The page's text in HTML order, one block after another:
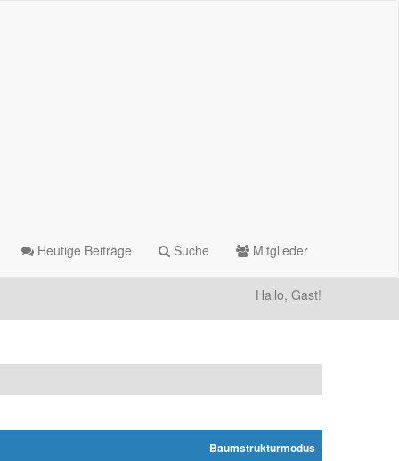
Heutige Beiträge Suche Mitglieder
Hallo, Gast!
Baumstrukturmodus